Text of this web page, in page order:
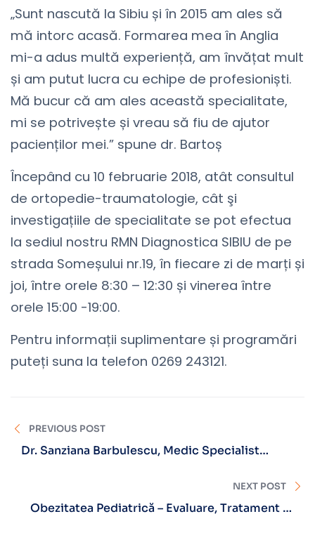
„Sunt nascută la Sibiu și în 2015 am ales să
mă intorc acasă. Formarea mea în Anglia
mi-a adus multă experiență, am învățat mult
și am putut lucra cu echipe de profesioniști.
Mă bucur că am ales această specialitate,
mi se potrivește și vreau să fiu de ajutor
pacienților mei.” spune dr. Bartoș
Începând cu 10 februarie 2018, atât consultul
de ortopedie-traumatologie, cât şi
investigațiile de specialitate se pot efectua
la sediul nostru RMN Diagnostica SIBIU de pe
strada Someșului nr.19, în fiecare zi de marți și
joi, între orele 8:30 – 12:30 și vinerea între
orele 15:00 -19:00.
Pentru informații suplimentare și programări
puteți suna la telefon 0269 243121.
PREVIOUS POST
Dr. Sanziana Barbulescu, Medic Specialist
NEXT POST
Obezitatea Pediatrică – Evaluare, Tratament Și